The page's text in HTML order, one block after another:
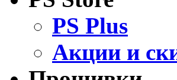
PS Plus
Акции и